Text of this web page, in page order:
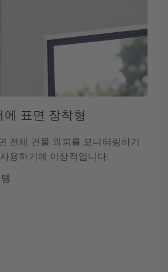
에 표면 장착형
전체 건물 외피를 모니터링하기
용하기에 이상적입니다: